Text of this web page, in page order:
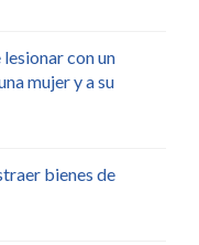
con un
mujer y a su
bienes de